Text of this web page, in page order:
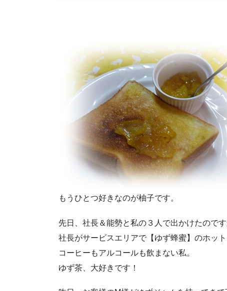
もうひとつ好きなのが柚子です。
先日、社長＆能勢と私の３人で出かけたので
社長がサービスエリアで【ゆず蜂蜜】のホッ
コーヒーもアルコールも飲まない私。
ゆず茶、大好きです！